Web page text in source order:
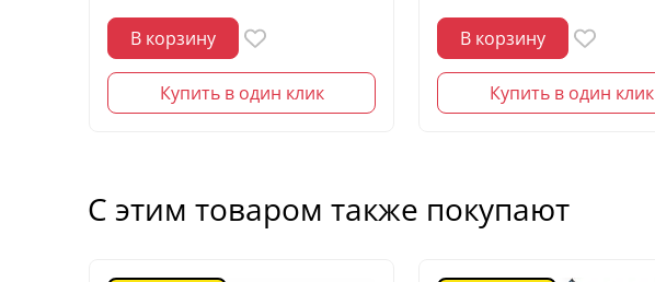
В корзину
Купить в один клик
В корзину
Купить в один клик
С этим товаром также покупают